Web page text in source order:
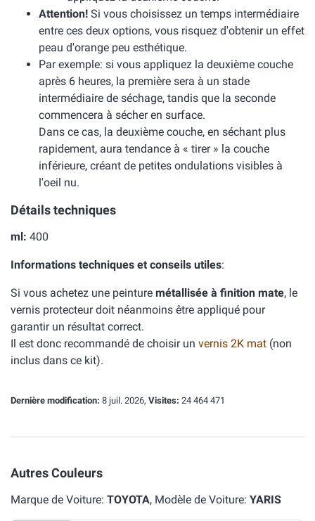
Attention! Si vous choisissez un temps intermédiaire
entre ces deux options, vous risquez d'obtenir un effet
peau d'orange peu esthétique.
Par exemple: si vous appliquez la deuxième couche
après 6 heures, la première sera à un stade
intermédiaire de séchage, tandis que la seconde
commencera à sécher en surface.
Dans ce cas, la deuxième couche, en séchant plus
rapidement, aura tendance à « tirer » la couche
inférieure, créant de petites ondulations visibles à
l'oeil nu.
Détails techniques
ml: 400
Informations techniques et conseils utiles:
Si vous achetez une peinture métallisée à finition mate, le
vernis protecteur doit néanmoins être appliqué pour
garantir un résultat correct.
Il est donc recommandé de choisir un vernis 2K mat (non
inclus dans ce kit).
Dernière modification: 8 juil. 2026, Visites: 24 464 471
Autres Couleurs
Marque de Voiture: TOYOTA, Modèle de Voiture: YARIS